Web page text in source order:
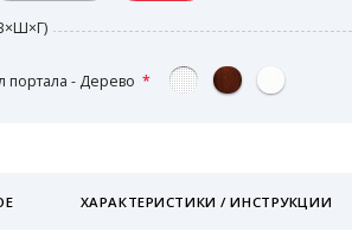
портала - Дерево
ХАРАКТЕРИСТИКИ / ИНСТРУКЦИИ